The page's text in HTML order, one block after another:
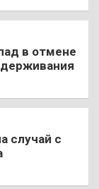
в отмене
случай с